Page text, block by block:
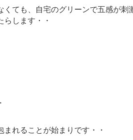
くても、自宅のグリーンで五感が刺
らします・・
まれることが始まりです・・